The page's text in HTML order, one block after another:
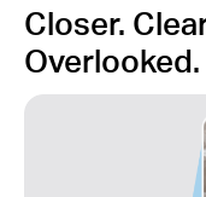
Closer.
Overlooked.